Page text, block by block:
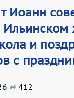
Иоанн
Ильинском
и
с
412